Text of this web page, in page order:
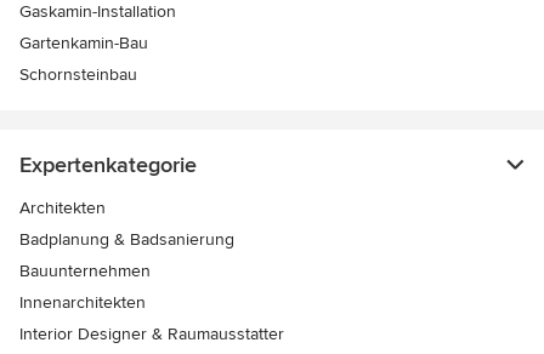
Gaskamin-Installation
Gartenkamin-Bau
Schornsteinbau
Expertenkategorie
Architekten
Badplanung & Badsanierung
Bauunternehmen
Innenarchitekten
Interior Designer & Raumausstatter